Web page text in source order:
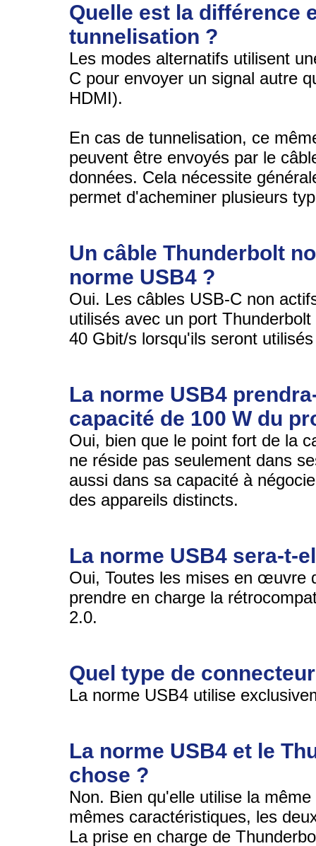
Quelle est la différence
tunnelisation ?
Les modes alternatifs utilisent
C pour envoyer un signal autre
HDMI).
En cas de tunnelisation, ce
peuvent être envoyés par le
données. Cela nécessite
permet d'acheminer plusieurs
Un câble Thunderbolt
norme USB4 ?
Oui. Les câbles USB-C non
utilisés avec un port
40 Gbit/s lorsqu'ils seront
La norme USB4
capacité de 100 W du
Oui, bien que le point fort de la
ne réside pas seulement dans
aussi dans sa capacité à
des appareils distincts.
La norme USB4 sera-t-
Oui, Toutes les mises en œuvre
prendre en charge la
2.0.
Quel type de
La norme USB4 utilise
La norme USB4 et le
chose ?
Non. Bien qu'elle utilise la
mêmes caractéristiques, les
La prise en charge de